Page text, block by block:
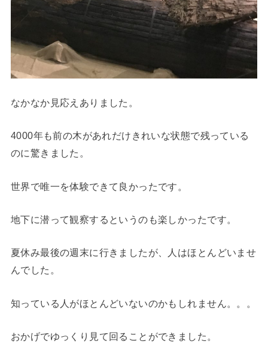
なかなか見応えありました。
4000年も前の木があれだけきれいな状態で残っている
のに驚きました。
世界で唯一を体験できて良かったです。
地下に潜って観察するというのも楽しかったです。
夏休み最後の週末に行きましたが、人はほとんどいませ
んでした。
知っている人がほとんどいないのかもしれません。。。
おかげでゆっくり見て回ることができました。